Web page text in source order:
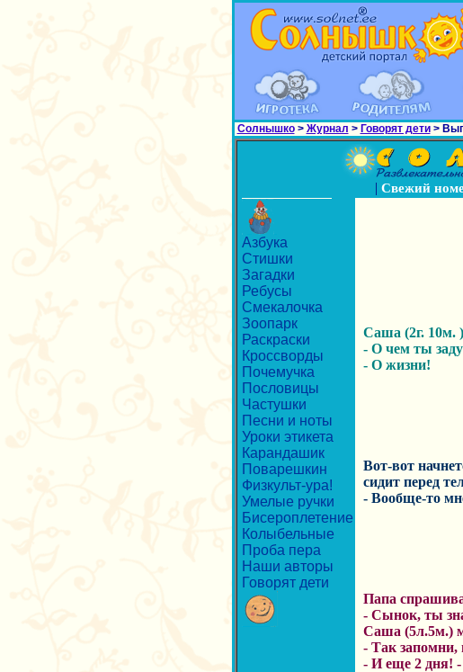
Солнышко> Журнал > Говорят дети>
| Свежий
Азбука
Стишки
Загадки
Ребусы
Смекалочка
Зоопарк
Раскраски
Кроссворды
Почемучка
Пословицы
Частушки
Песни и ноты
Уроки этикета
Карандашик
Поварешкин
Физкульт-ура!
Умелые ручки
Бисероплетение
Колыбельные
Проба пера
Наши авторы
Говорят дети
Саша (2г. 10м.
- О чем ты
- О жизни!
Вот-вот
сидит перед
- Вообще-то
Папа
- Сынок, ты
Саша (5л.5м.)
- Так запомни,
- И еще 2 дня! -